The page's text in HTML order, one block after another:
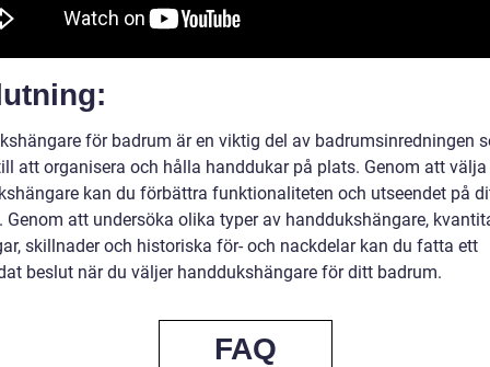
för badrum är en viktig del av badrumsinredningen
att organisera och hålla handdukar på plats. Genom att
kan du förbättra funktionaliteten och utseendet på
Genom att undersöka olika typer av handdukshängare,
skillnader och historiska för- och nackdelar kan du fatta ett
beslut när du väljer handdukshängare för ditt badrum.
FAQ